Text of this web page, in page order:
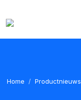
Home Productnieuws